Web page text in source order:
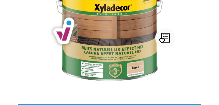
Xyladecor Lasure Effet Naturel Mix
Couleur (Xyladecor):Bois d'olivier